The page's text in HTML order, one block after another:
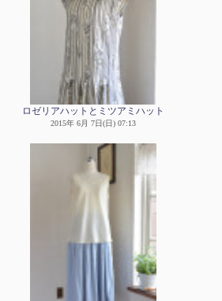
ロゼリアハットとミツアミハット
2015年 6月 7日(日) 07:13